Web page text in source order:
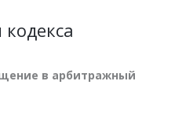
в арбитражный